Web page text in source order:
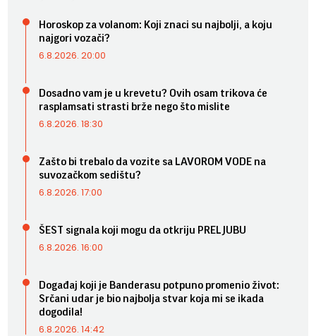
Horoskop za volanom: Koji znaci su najbolji, a koju
najgori vozači?
6.8.2026. 20:00
Dosadno vam je u krevetu? Ovih osam trikova će
rasplamsati strasti brže nego što mislite
6.8.2026. 18:30
Zašto bi trebalo da vozite sa LAVOROM VODE na
suvozačkom sedištu?
6.8.2026. 17:00
ŠEST signala koji mogu da otkriju PRELJUBU
6.8.2026. 16:00
Događaj koji je Banderasu potpuno promenio život:
Srčani udar je bio najbolja stvar koja mi se ikada
dogodila!
6.8.2026. 14:42